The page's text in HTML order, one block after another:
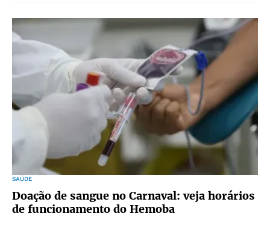
SAÚDE
Doação de sangue no Carnaval: veja horários
de funcionamento do Hemoba